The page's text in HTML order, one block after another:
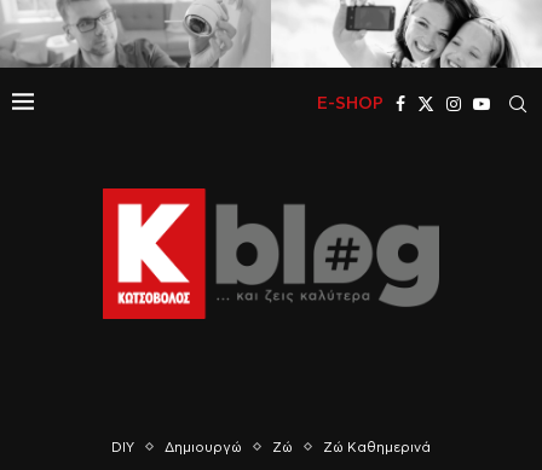
E-SHOP
DIY Δημιουργώ Ζώ Ζώ Καθημερινά